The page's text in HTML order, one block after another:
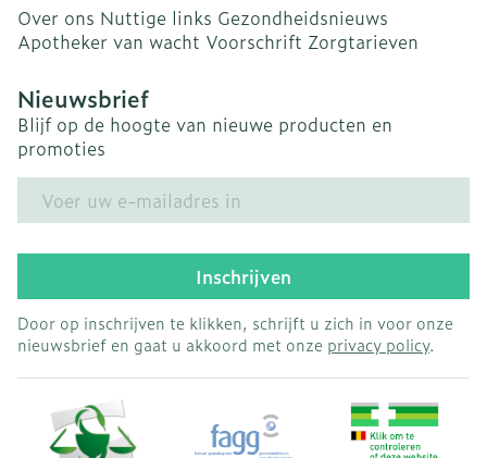
Over ons Nuttige links Gezondheidsnieuws
Apotheker van wacht Voorschrift Zorgtarieven
Nieuwsbrief
Blijf op de hoogte van nieuwe producten en
promoties
Inschrijven
Door op inschrijven te klikken, schrijft u zich in voor onze
nieuwsbrief en gaat u akkoord met onze privacy policy.